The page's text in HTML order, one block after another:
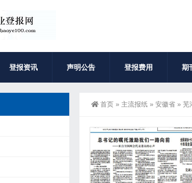
登报资讯 声明公告 登报费用 期
首页 » 主流报纸 » 安徽省 » 芜